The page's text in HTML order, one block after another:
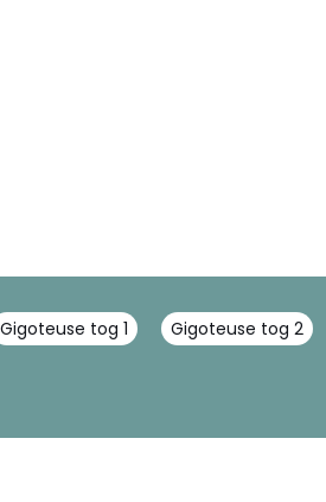
Gigoteuse tog 1 Gigoteuse tog 2